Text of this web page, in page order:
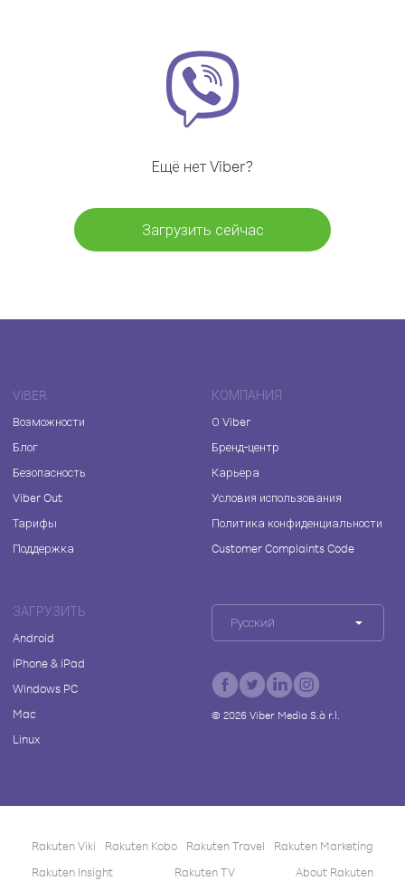
Ещё нет Viber?
Загрузить сейчас
VIBER
Возможности
Блог
Безопасность
Viber Out
Тарифы
Поддержка
КОМПАНИЯ
О Viber
Бренд-центр
Карьера
Условия использования
Политика конфиденциальности
Customer Complaints Code
ЗАГРУЗИТЬ
Android
iPhone & iPad
Windows PC
Mac
Linux
Русский
© 2026Viber Media S.à r.l.
Rakuten Viki Rakuten Kobo Rakuten Travel
Rakuten Marketing
Rakuten Insight
Rakuten TV About Rakuten